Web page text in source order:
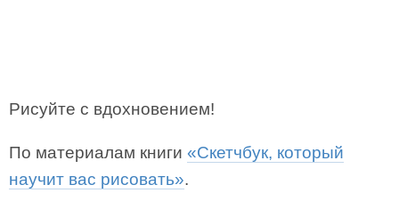
Рисуйте с вдохновением!
По материалам книги «Скетчбук, который
научит вас рисовать».